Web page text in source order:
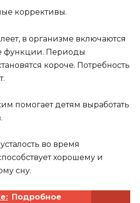
коррективы.
в организме включаются
функции. Периоды
короче. Потребность
помогает детям выработать
во время
хорошему и
сну.
Подробное